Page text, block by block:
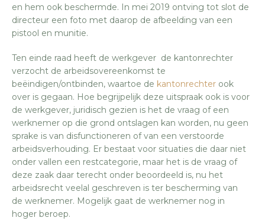
en hem ook beschermde. In mei 2019 ontving tot slot de
directeur een foto met daarop de afbeelding van een
pistool en munitie.
Ten einde raad heeft de werkgever de kantonrechter
verzocht de arbeidsovereenkomst te
beëindigen/ontbinden, waartoe de kantonrechter ook
over is gegaan. Hoe begrijpelijk deze uitspraak ook is voor
de werkgever, juridisch gezien is het de vraag of een
werknemer op die grond ontslagen kan worden, nu geen
sprake is van disfunctioneren of van een verstoorde
arbeidsverhouding. Er bestaat voor situaties die daar niet
onder vallen een restcategorie, maar het is de vraag of
deze zaak daar terecht onder beoordeeld is, nu het
arbeidsrecht veelal geschreven is ter bescherming van
de werknemer. Mogelijk gaat de werknemer nog in
hoger beroep.